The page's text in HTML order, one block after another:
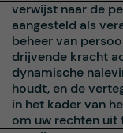
verwijst naar de
aangesteld als
beheer van
drijvende kracht
dynamische
houdt, en de
in het kader van
om uw rechten uit